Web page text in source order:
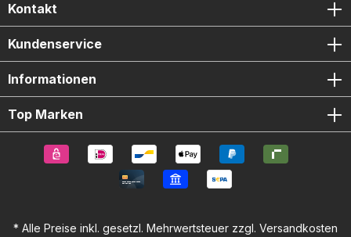
Kontakt
Kundenservice
Informationen
Top Marken
* Alle Preise inkl. gesetzl. Mehrwertsteuer zzgl. Versandkosten